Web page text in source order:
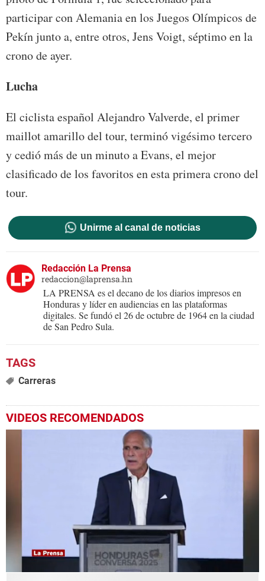
participar con Alemania en los Juegos Olímpicos de
Pekín junto a, entre otros, Jens Voigt, séptimo en la
crono de ayer.
Lucha
El ciclista español Alejandro Valverde, el primer
maillot amarillo del tour, terminó vigésimo tercero
y cedió más de un minuto a Evans, el mejor
clasificado de los favoritos en esta primera crono del
tour.
Unirme al canal de noticias
Redacción La Prensa
redaccion@laprensa.hn
LA PRENSA es el decano de los diarios impresos en
Honduras y líder en audiencias en las plataformas
digitales. Se fundó el 26 de octubre de 1964 en la ciudad
de San Pedro Sula.
Carreras
VIDEOS RECOMENDADOS